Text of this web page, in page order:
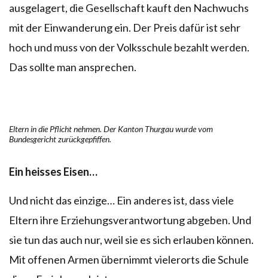
ausgelagert, die Gesellschaft kauft den Nachwuchs
mit der Einwanderung ein. Der Preis dafür ist sehr
hoch und muss von der Volksschule bezahlt werden.
Das sollte man ansprechen.
Eltern in die Pflicht nehmen. Der Kanton Thurgau wurde vom
Bundesgericht zurückgepfiffen.
Ein heisses Eisen…
Und nicht das einzige… Ein anderes ist, dass viele
Eltern ihre Erziehungsverantwortung abgeben. Und
sie tun das auch nur, weil sie es sich erlauben können.
Mit offenen Armen übernimmt vielerorts die Schule